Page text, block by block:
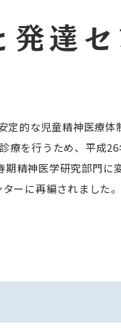
発達
的な児童精神医療
療を行うため、平成
精神医学研究部門
ーに再編されました。